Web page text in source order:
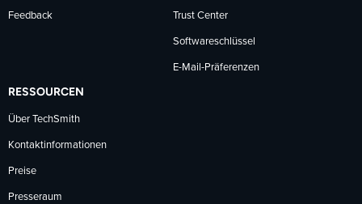
Feedback Trust Center
Softwareschlüssel
E-Mail-Präferenzen
RESSOURCEN
Über TechSmith
Kontaktinformationen
Preise
Presseraum